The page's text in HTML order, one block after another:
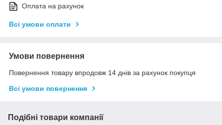
Оплата на рахунок
Всі умови оплати
Умови повернення
Повернення товару впродовж 14 днів за рахунок покупця
Всі умови повернення
Подібні товари компанії